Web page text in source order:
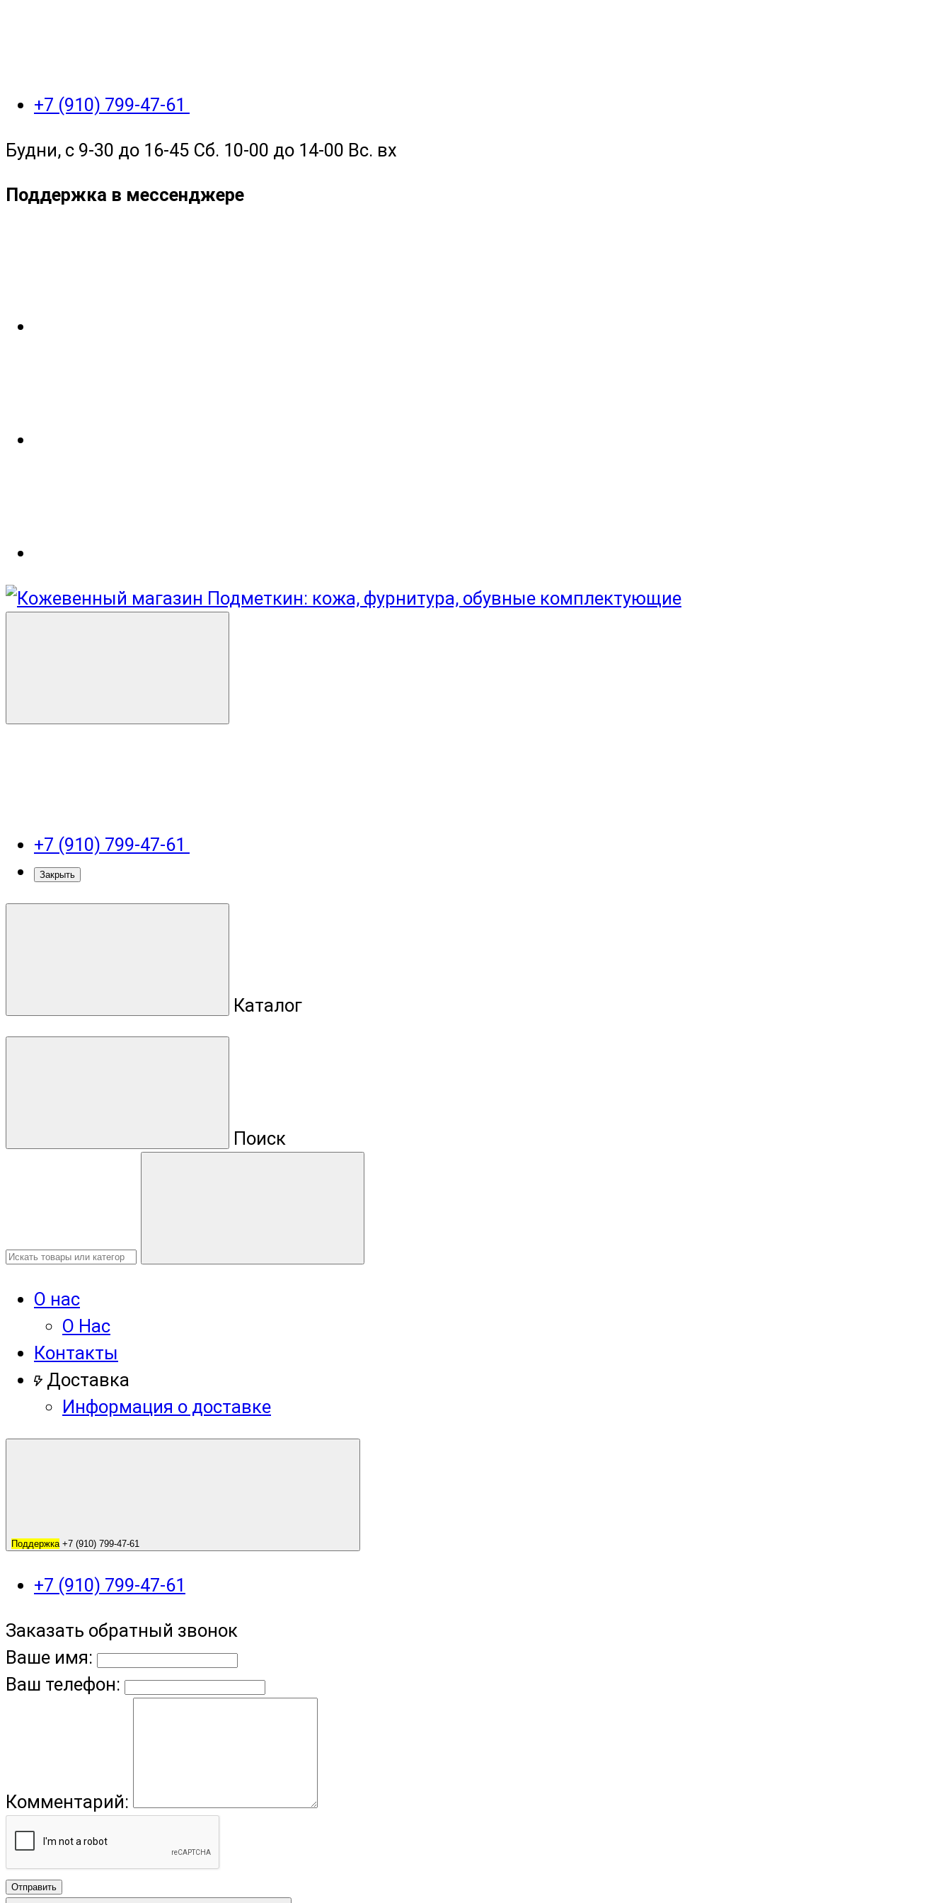
+7 (910) 799-47-61
Будни, с 9-30 до 16-45 Сб. 10-00 до 14-00 Вс. вх
Поддержка в мессенджере
+7 (910) 799-47-61
Закрыть
Каталог
Поиск
О нас
О Нас
Контакты
Доставка
Информация о доставке
Поддержка +7 (910) 799-47-61
+7 (910) 799-47-61
Заказать обратный звонок
Ваше имя:
Ваш телефон:
Комментарий:
Отправить